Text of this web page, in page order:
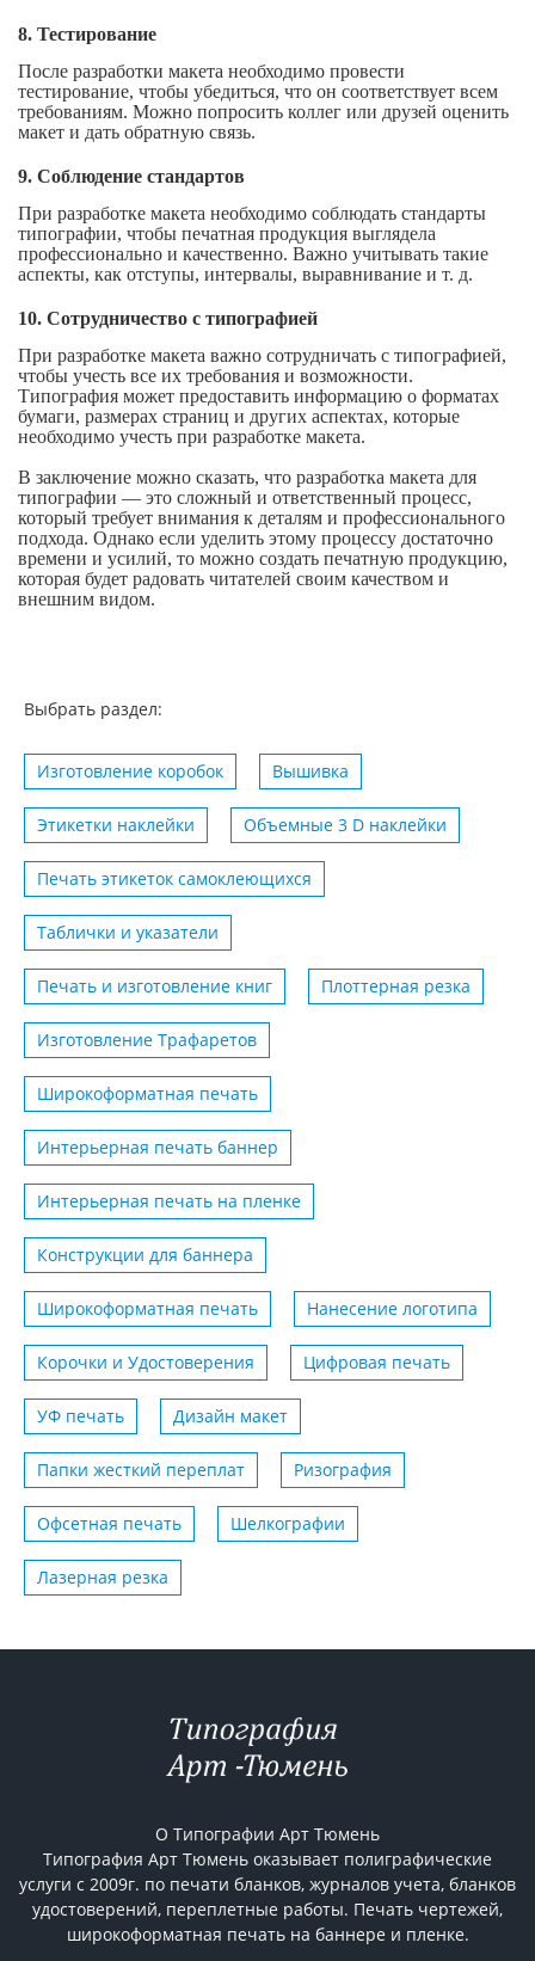
8. Тестирование
После разработки макета необходимо провести
тестирование, чтобы убедиться, что он соответствует всем
требованиям. Можно попросить коллег или друзей оценить
макет и дать обратную связь.
9. Соблюдение стандартов
При разработке макета необходимо соблюдать стандарты
типографии, чтобы печатная продукция выглядела
профессионально и качественно. Важно учитывать такие
аспекты, как отступы, интервалы, выравнивание и т. д.
10. Сотрудничество с типографией
При разработке макета важно сотрудничать с типографией,
чтобы учесть все их требования и возможности.
Типография может предоставить информацию о форматах
бумаги, размерах страниц и других аспектах, которые
необходимо учесть при разработке макета.
В заключение можно сказать, что разработка макета для
типографии — это сложный и ответственный процесс,
который требует внимания к деталям и профессионального
подхода. Однако если уделить этому процессу достаточно
времени и усилий, то можно создать печатную продукцию,
которая будет радовать читателей своим качеством и
внешним видом.
Выбрать раздел:
Изготовление коробок Вышивка
Этикетки наклейки Объемные 3 D наклейки
Печать этикеток самоклеющихся
Таблички и указатели
Печать и изготовление книг Плоттерная резка
Изготовление Трафаретов
Широкоформатная печать
Интерьерная печать баннер
Интерьерная печать на пленке
Конструкции для баннера
Широкоформатная печать Нанесение логотипа
Корочки и Удостоверения Цифровая печать
УФ печать Дизайн макет
Папки жесткий переплат Ризография
Офсетная печать Шелкографии
Лазерная резка
О Типографии Арт Тюмень
Типография Арт Тюмень оказывает полиграфические
услуги с 2009г. по печати бланков, журналов учета, бланков
удостоверений, переплетные работы. Печать чертежей,
широкоформатная печать на баннере и пленке.